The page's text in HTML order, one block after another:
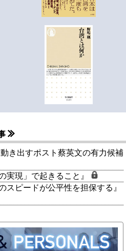
き出すポスト蔡英文の有力候補
実現」で起きること』
スピードが公平性を担保する』